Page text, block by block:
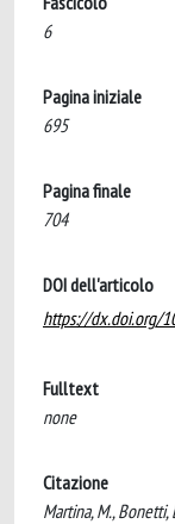
6
Pagina iniziale
695
Pagina finale
704
DOI dell'articolo
https://dx.doi.org/
Fulltext
none
Citazione
Martina, M., Bonetti,